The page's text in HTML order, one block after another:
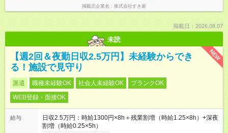
掲載元企業名 株式会社すき家
掲載日：2026.08.07
未読
NEW
【週2回＆夜勤日収2.5万円】未経験からでき
る！施設で見守り
派遣 職種未経験OK 社会人未経験OK
ブランクOK
WEB登録・面接OK
給与
日収2.5万円：時給1300円×8h＋残業割増（時給1.25×8h）+深夜
割増（時給0.25×5h）